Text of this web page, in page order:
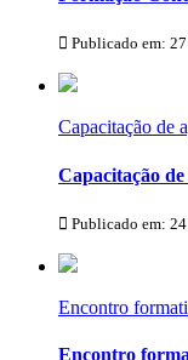
Publicado em:
Capacitação de
Capacitação de
Publicado em:
Encontro
Encontro